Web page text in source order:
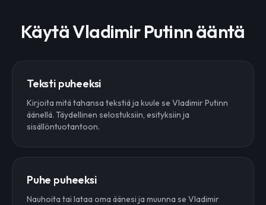
Käytä Vladimir Putinn ääntä
Teksti puheeksi
Kirjoita mitä tahansa tekstiä ja kuule se Vladimir Putinn
äänellä. Täydellinen selostuksiin, esityksiin ja
sisällöntuotantoon.
Puhe puheeksi
Nauhoita tai lataa oma äänesi ja muunna se Vladimir